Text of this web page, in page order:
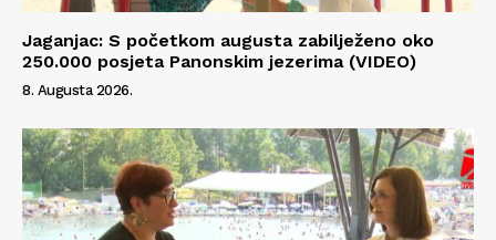
Jaganjac: S početkom augusta zabilježeno oko
250.000 posjeta Panonskim jezerima (VIDEO)
8. Augusta 2026.